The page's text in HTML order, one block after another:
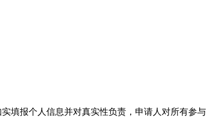
填报个人信息并对真实性负责，申请人对所有参与